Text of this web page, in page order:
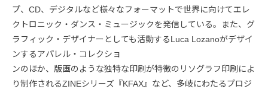
プ、CD、デジタルなど様々なフォーマットで世界に向けてエレ
クトロニック・ダンス・ミュージックを発信している。また、グ
ラフィック・デザイナーとしても活動するLuca Lozanoがデザイ
ンするアパレル・コレクショ
ンのほか、版画のような独特な印刷が特徴のリソグラフ印刷によ
り制作されるZINEシリーズ『KFAX』など、多岐にわたるプロジ